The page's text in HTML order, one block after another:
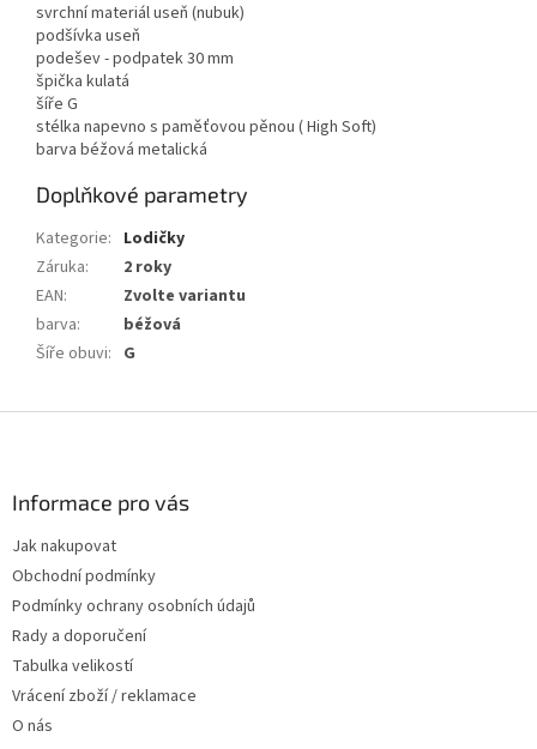
svrchní materiál useň (nubuk)
podšívka useň
podešev - podpatek 30 mm
špička kulatá
šíře G
stélka napevno s paměťovou pěnou ( High Soft)
barva béžová metalická
Doplňkové parametry
Kategorie: Lodičky
Záruka:
2 roky
EAN:
Zvolte variantu
barva:
béžová
Šíře obuvi: G
Informace pro vás
Jak nakupovat
Obchodní podmínky
Podmínky ochrany osobních údajů
Rady a doporučení
Tabulka velikostí
Vrácení zboží / reklamace
O nás